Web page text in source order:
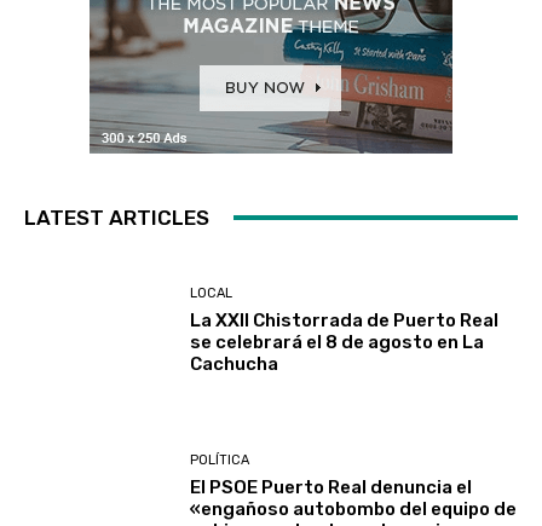
LATEST ARTICLES
LOCAL
La XXII Chistorrada de Puerto Real
se celebrará el 8 de agosto en La
Cachucha
POLÍTICA
El PSOE Puerto Real denuncia el
«engañoso autobombo del equipo de